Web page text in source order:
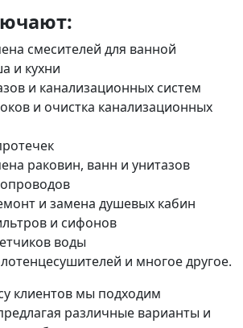
смесителей для ванной
и кухни
и канализационных систем
и очистка канализационных
раковин, ванн и унитазов
и замена душевых кабин
и сифонов
воды
и многое другое.
клиентов мы подходим
различные варианты и